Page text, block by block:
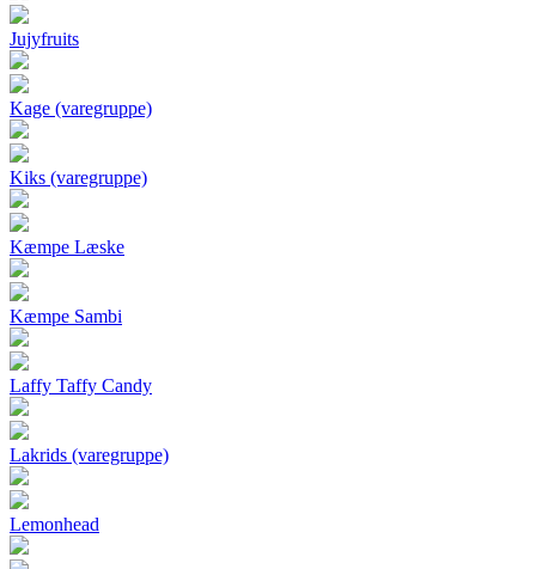
Jujyfruits
Kage (varegruppe)
Kiks (varegruppe)
Kæmpe Læske
Kæmpe Sambi
Laffy Taffy Candy
Lakrids (varegruppe)
Lemonhead